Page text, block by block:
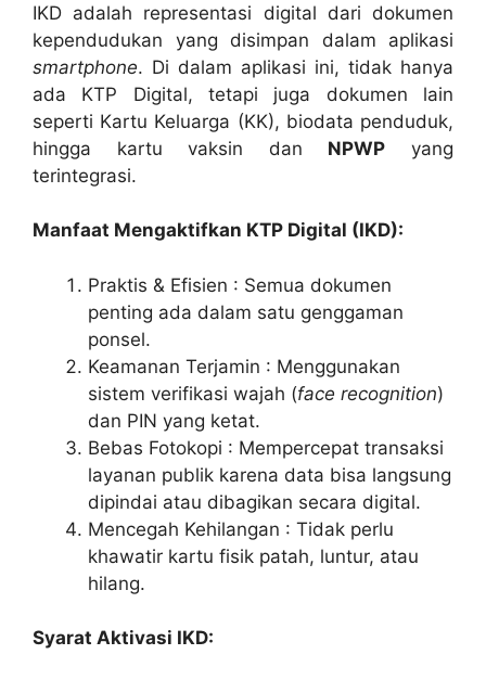
IKD adalah representasi digital dari dokumen
kependudukan yang disimpan dalam aplikasi
smartphone. Di dalam aplikasi ini, tidak hanya
ada KTP Digital, tetapi juga dokumen lain
seperti Kartu Keluarga (KK), biodata penduduk,
hingga kartu vaksin dan NPWP yang
terintegrasi.
Manfaat Mengaktifkan KTP Digital (IKD):
Praktis & Efisien : Semua dokumen
penting ada dalam satu genggaman
ponsel.
Keamanan Terjamin : Menggunakan
sistem verifikasi wajah (face recognition)
dan PIN yang ketat.
Bebas Fotokopi : Mempercepat transaksi
layanan publik karena data bisa langsung
dipindai atau dibagikan secara digital.
Mencegah Kehilangan : Tidak perlu
khawatir kartu fisik patah, luntur, atau
hilang.
Syarat Aktivasi IKD: